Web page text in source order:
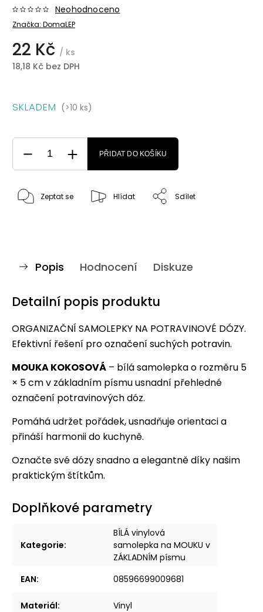
Značka: DomaLEP
Neohodnoceno
22 Kč / ks
18,18 Kč bez DPH
SKLADEM (>10 ks)
PŘIDAT DO KOŠÍKU
Zeptat se Hlídat Sdílet
Popis Hodnocení Diskuze
Detailní popis produktu
ORGANIZAČNÍ SAMOLEPKY NA POTRAVINOVÉ DÓZY.
Efektivní řešení pro označení suchých potravin.
MOUKA KOKOSOVÁ – bílá samolepka o rozměru 5
× 5 cm v základním písmu usnadní přehledné
označení potravinových dóz.
Pomáhá udržet pořádek, usnadňuje orientaci a
přináší harmonii do kuchyně.
Označte své dózy snadno a elegantně díky našim
praktickým štítkům.
Doplňkové parametry
Kategorie:
BÍLÁ vinylová
samolepka na MOUKU v
ZÁKLADNÍM písmu
EAN: 08596699009681
Materiál: Vinyl